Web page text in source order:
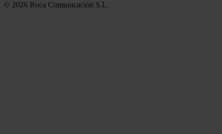
© 2026 Roca Comunicación S.L.